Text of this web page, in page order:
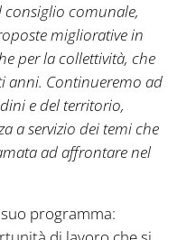
comunale,
migliorative in
per la collettività, che
anni. Continueremo ad
e del territorio,
a servizio dei temi che
ad affrontare nel
programma: